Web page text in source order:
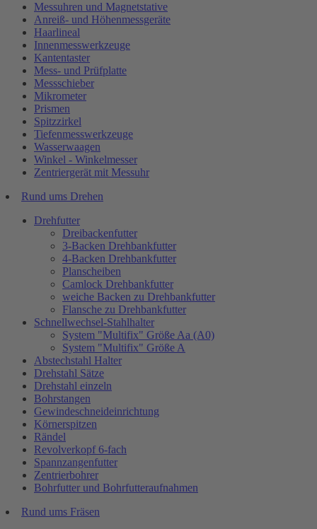
Messuhren und Magnetstative
Anreiß- und Höhenmessgeräte
Haarlineal
Innenmesswerkzeuge
Kantentaster
Mess- und Prüfplatte
Messschieber
Mikrometer
Prismen
Spitzzirkel
Tiefenmesswerkzeuge
Wasserwaagen
Winkel - Winkelmesser
Zentriergerät mit Messuhr
Rund ums Drehen
Drehfutter
Dreibackenfutter
3-Backen Drehbankfutter
4-Backen Drehbankfutter
Planscheiben
Camlock Drehbankfutter
weiche Backen zu Drehbankfutter
Flansche zu Drehbankfutter
Schnellwechsel-Stahlhalter
System "Multifix" Größe Aa (A0)
System "Multifix" Größe A
Abstechstahl Halter
Drehstahl Sätze
Drehstahl einzeln
Bohrstangen
Gewindeschneideinrichtung
Körnerspitzen
Rändel
Revolverkopf 6-fach
Spannzangenfutter
Zentrierbohrer
Bohrfutter und Bohrfutteraufnahmen
Rund ums Fräsen